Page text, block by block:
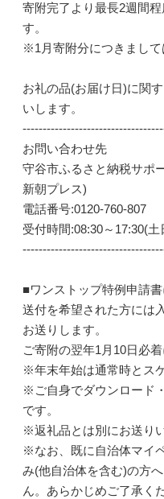
寄附完了より最長2週間
す。
※1月寄附分につきまして
お礼の品(お届け日)に関
いします。
お問い合わせ先
守谷市ふるさと納税サポ
新朝プレス)
電話番号:0120-760-807
受付時間:08:30～17:30(
■ワンストップ特例申請
送付を希望された方には
お送りします。
ご寄附の翌年1月10日必
※年末年始は通常時とス
※ご自身でダウンロード
です。
※返礼品とは別にお送り
※なお、既に自治体マイ
み(他自治体を含む)の方
ん。あらかじめご了承く